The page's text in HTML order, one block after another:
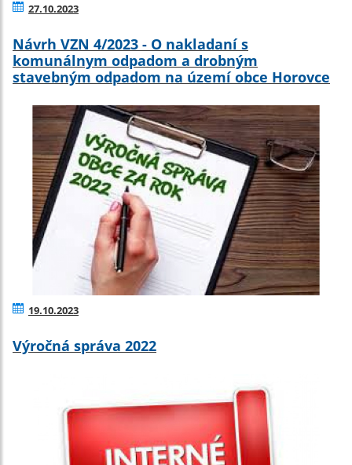
27.10.2023
Návrh VZN 4/2023 - O nakladaní s
komunálnym odpadom a drobným
stavebným odpadom na území obce Horovce
19.10.2023
Výročná správa 2022